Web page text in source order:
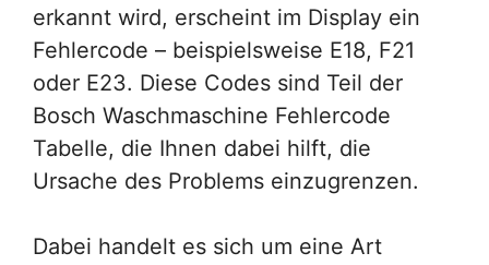
erkannt wird, erscheint im Display ein
Fehlercode – beispielsweise E18, F21
oder E23. Diese Codes sind Teil der
Bosch Waschmaschine Fehlercode
Tabelle, die Ihnen dabei hilft, die
Ursache des Problems einzugrenzen.
Dabei handelt es sich um eine Art